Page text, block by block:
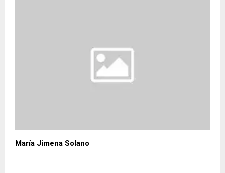
María Jimena Solano